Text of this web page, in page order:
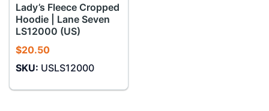
Lady’s Fleece Cropped
Hoodie | Lane Seven
LS12000 (US)
$20.50
SKU: USLS12000